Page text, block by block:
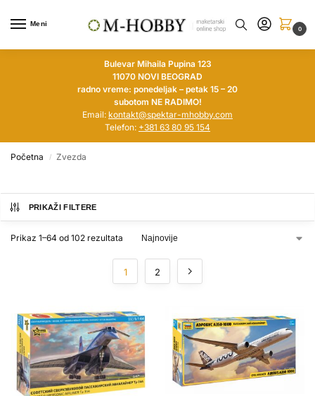
Meni
0
Bulevar Mihaila Pupina 123
11070 NOVI BEOGRAD
radno vreme: ponedeljak – petak 15 – 20
subotom NE RADIMO!
Email: kontakt@spektar-mhobby.com
Telefon: +381 63 80 95 154
Početna / Zvezda
PRIKAŽI FILTERE
Prikaz 1–64 od 102 rezultata
1 2